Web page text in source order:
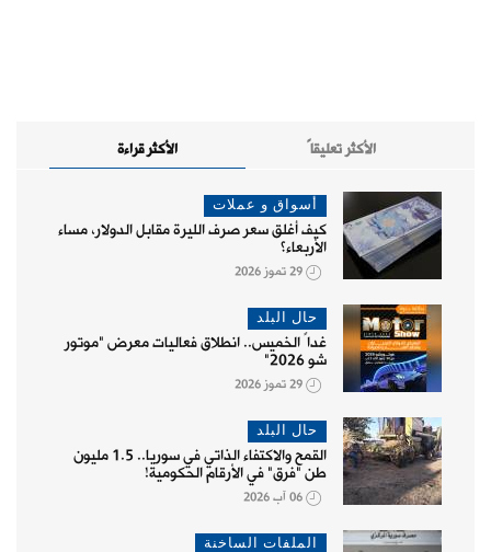
الأكثر قراءة الأكثر تعليقاً
أسواق و عملات
كيف أغلق سعر صرف الليرة مقابل الدولار، مساء
الأربعاء؟
29 تموز 2026
حال البلد
غداً الخميس.. انطلاق فعاليات معرض "موتور
شو 2026"
29 تموز 2026
حال البلد
القمح والاكتفاء الذاتي في سوريا.. 1.5 مليون
طن "فرق" في الأرقام الحكومية!
06 آب 2026
الملفات الساخنة